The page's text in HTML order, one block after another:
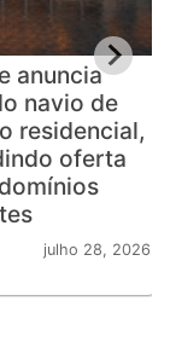
anuncia
navio de
residencial,
oferta
julho 28, 2026